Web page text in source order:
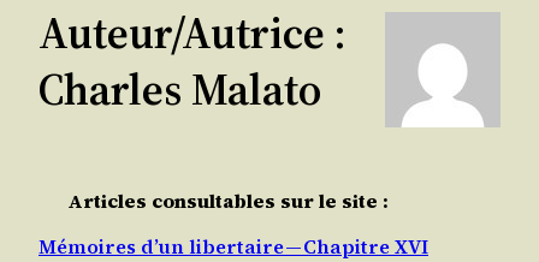
Auteur/autrice :
Charles Malato
Articles consultables sur le site :
Mémoires d’un libertaire — Chapitre XVI